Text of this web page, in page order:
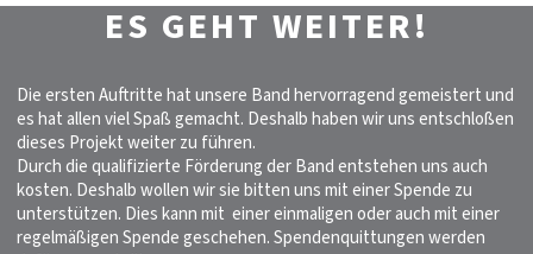
ES GEHT WEITER!
Die ersten Auftritte hat unsere Band hervorragend gemeistert und
es hat allen viel Spaß gemacht. Deshalb haben wir uns entschloßen
dieses Projekt weiter zu führen.
Durch die qualifizierte Förderung der Band entstehen uns auch
kosten. Deshalb wollen wir sie bitten uns mit einer Spende zu
unterstützen. Dies kann mit einer einmaligen oder auch mit einer
regelmäßigen Spende geschehen. Spendenquittungen werden